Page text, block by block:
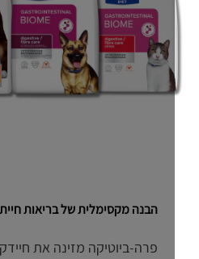
הבנה מקסימלית של בריאות חיית
פרה-ביוטיקה מזינה את חיידקי